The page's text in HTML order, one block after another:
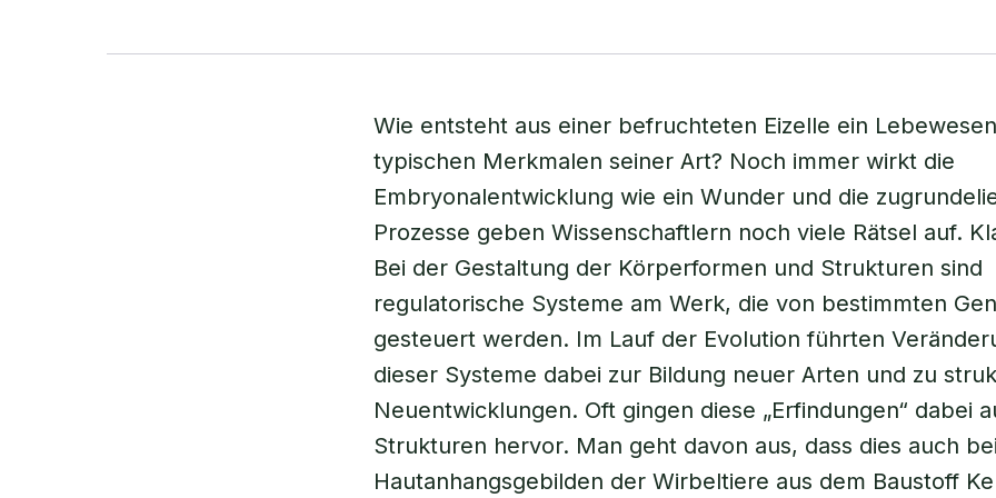
Wie entsteht aus einer befruchteten Eizelle ein
typischen Merkmalen seiner Art? Noch immer wirkt die
Embryonalentwicklung wie ein Wunder und die
Prozesse geben Wissenschaftlern noch viele Rätsel auf.
Bei der Gestaltung der Körperformen und Strukturen sind
regulatorische Systeme am Werk, die von bestimmten
gesteuert werden. Im Lauf der Evolution führten
dieser Systeme dabei zur Bildung neuer Arten und zu
Neuentwicklungen. Oft gingen diese „Erfindungen“ dabei
Strukturen hervor. Man geht davon aus, dass dies auch
Hautanhangsgebilden der Wirbeltiere aus dem Baustoff